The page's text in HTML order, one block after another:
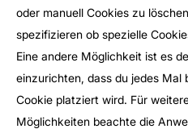
oder manuell Cookies zu
spezifizieren ob spezielle
Eine andere Möglichkeit ist es
einzurichten, dass du jedes
Cookie platziert wird. Für
Möglichkeiten beachte die